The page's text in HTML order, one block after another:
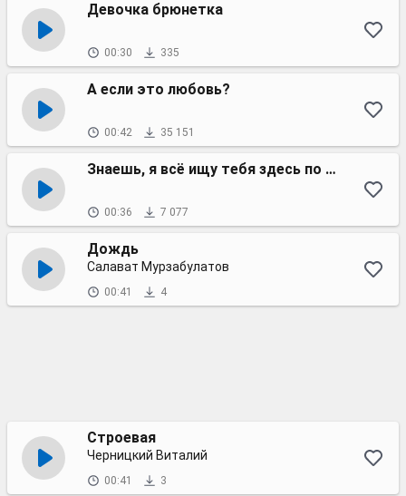
Девочка брюнетка
00:30 335
А если это любовь?
00:42 35 151
Знаешь, я всё ищу тебя здесь по ночам
00:36 7 077
Дождь
Салават Мурзабулатов
00:41 4
Строевая
Черницкий Виталий
00:41 3